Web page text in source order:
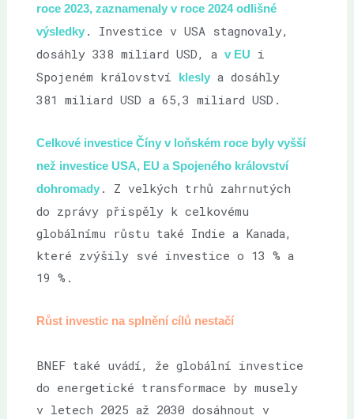
roce 2023, zaznamenaly v roce 2024 odlišné
výsledky . Investice v USA stagnovaly,
dosáhly 338 miliard USD, av EU
i
Spojeném království
klesly a dosáhly
381 miliard USD a 65,3 miliard USD.
Celkové investice Číny v loňském roce byly vyšší
než investice USA, EU a Spojeného království
dohromady . Z velkých trhů zahrnutých
do zprávy přispěly k celkovému
globálnímu růstu také Indie a Kanada,
které zvýšily své investice o 13 % a
19 %.
Růst investic na splnění cílů nestačí
BNEF také uvádí, že globální investice
do energetické transformace by musely
v letech 2025 až 2030 dosáhnout v